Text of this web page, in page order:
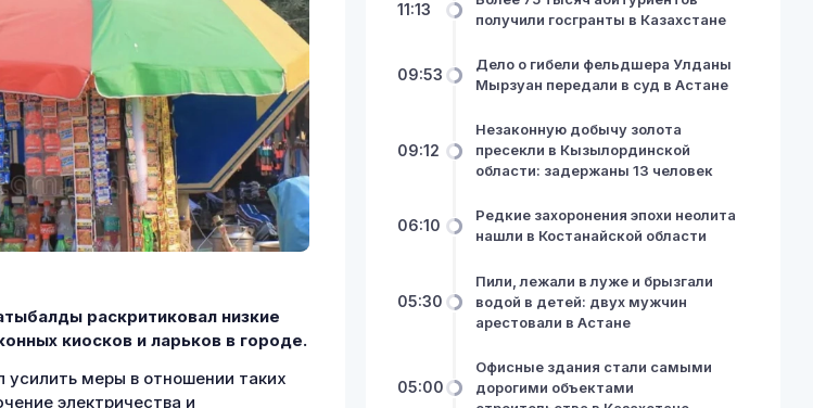
раскритиковал низкие
киосков и ларьков в городе.
усилить меры в отношении таких
электричества и
11:13
получили госгранты в Казахстане
09:53
Дело о гибели фельдшера Улданы
Мырзуан передали в суд в Астане
09:12
Незаконную добычу золота
пресекли в Кызылординской
области: задержаны 13 человек
06:10
Редкие захоронения эпохи неолита
нашли в Костанайской области
05:30
Пили, лежали в луже и брызгали
водой в детей: двух мужчин
арестовали в Астане
05:00
Офисные здания стали самыми
дорогими объектами